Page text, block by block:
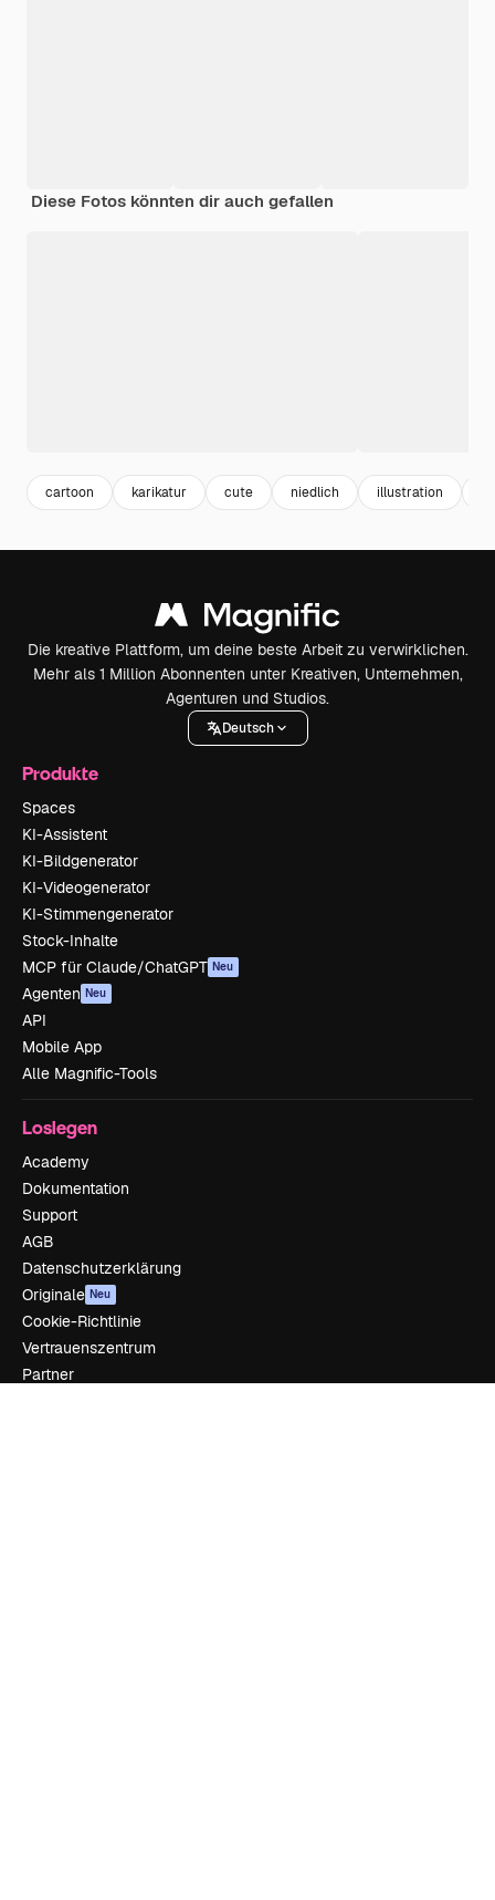
Diese Fotos könnten dir auch gefallen
cartoon karikatur cute niedlich illustration
Die kreative Plattform, um deine beste Arbeit zu verwirklichen.
Mehr als 1 Million Abonnenten unter Kreativen, Unternehmen,
Agenturen und Studios.
Deutsch
Produkte
Spaces
KI-Assistent
KI-Bildgenerator
KI-Videogenerator
KI-Stimmengenerator
Stock-Inhalte
MCP für Claude/ChatGPT Neu
Agenten Neu
API
Mobile App
Alle Magnific-Tools
Loslegen
Academy
Dokumentation
Support
AGB
Datenschutzerklärung
Originale Neu
Cookie-Richtlinie
Vertrauenszentrum
Partner